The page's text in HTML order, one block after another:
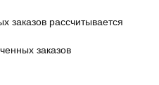
заказов рассчитывается
заказов